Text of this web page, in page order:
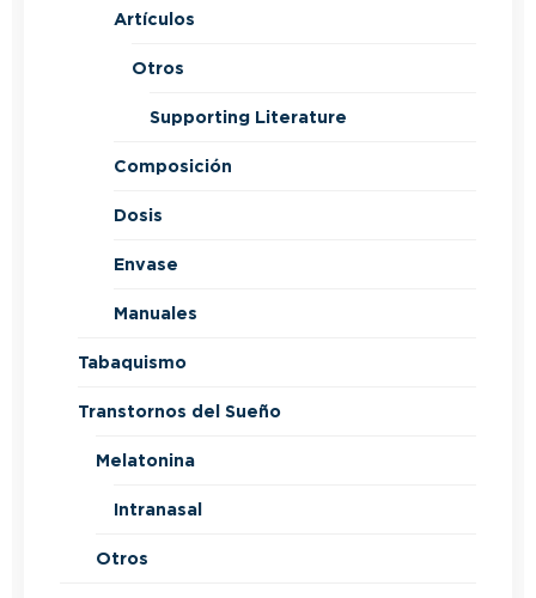
Artículos
Otros
Supporting Literature
Composición
Dosis
Envase
Manuales
Tabaquismo
Transtornos del Sueño
Melatonina
Intranasal
Otros